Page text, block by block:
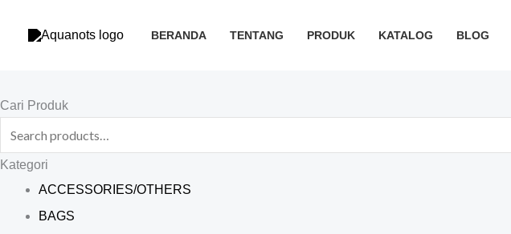
BERANDA TENTANG PRODUK KATALOG BLOG
Cari Produk
Search
Kategori
ACCESSORIES/OTHERS
BAGS